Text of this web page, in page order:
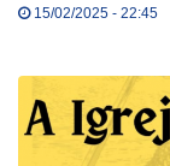
15/02/2025 - 22:45